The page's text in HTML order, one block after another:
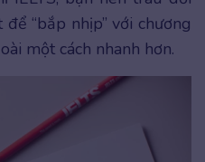
“bắp nhịp” với chương
một cách nhanh hơn.